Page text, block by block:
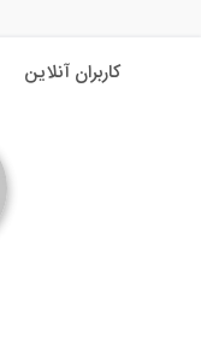
کاربران آنلاین